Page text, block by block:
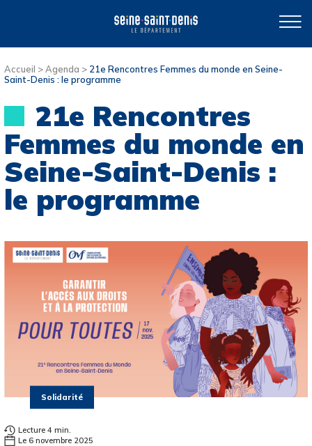
Accueil >Agenda > 21e Rencontres Femmes du monde en Seine-
Saint-Denis : le programme
21e Rencontres
Femmes du monde en
Seine-Saint-Denis :
le programme
Solidarité
Lecture 4 min.
Le 6 novembre 2025